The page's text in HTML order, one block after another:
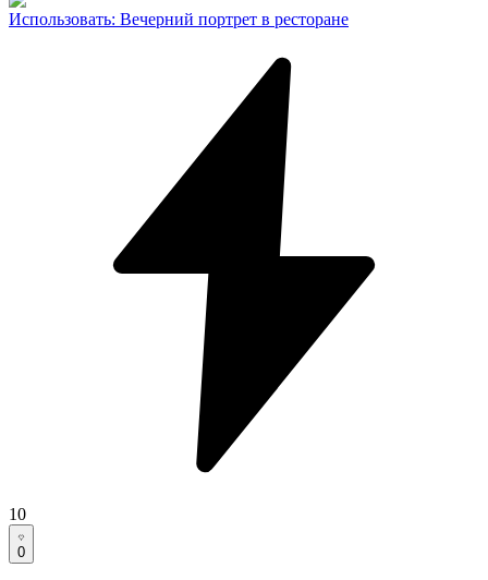
Использовать: Вечерний портрет в ресторане
10
0